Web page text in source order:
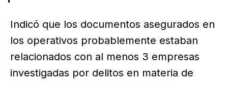
Indicó que los documentos asegurados en
los operativos probablemente estaban
relacionados con al menos 3 empresas
investigadas por delitos en materia de